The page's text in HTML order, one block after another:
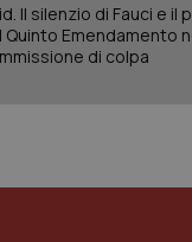
Il silenzio di Fauci e il
Quinto Emendamento
di colpa